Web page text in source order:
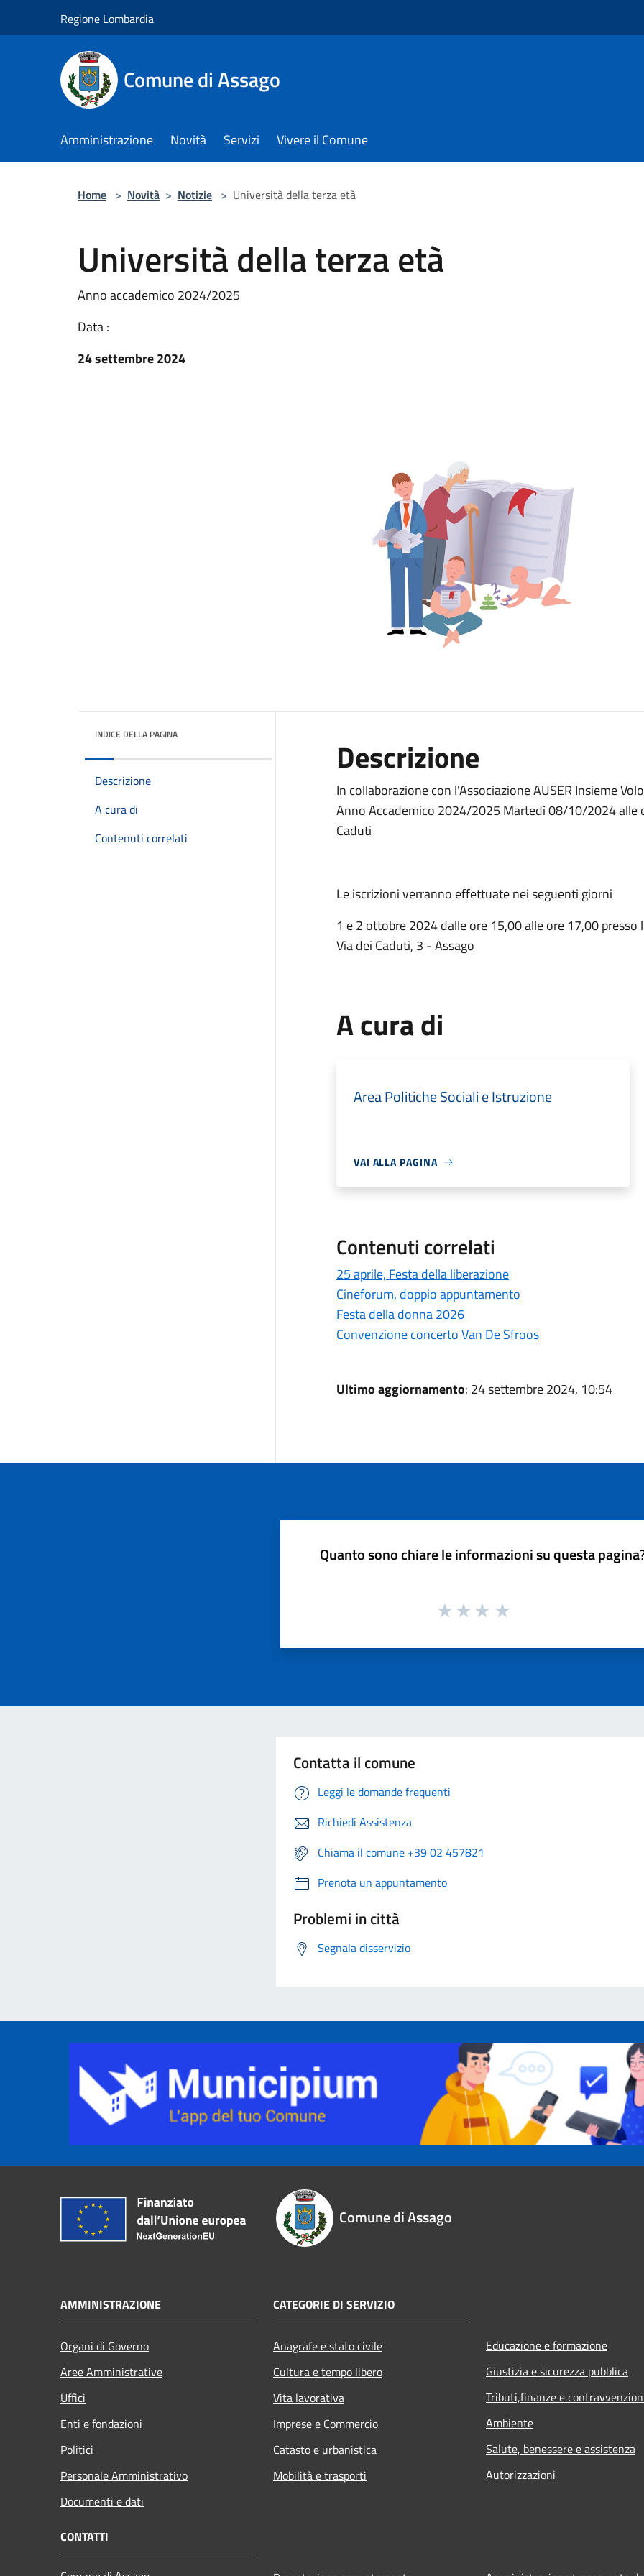
Regione Lombardia
Comune di Assago
Amministrazione Novità Servizi Vivere il Comune
Home > Novità > Notizie > Università della terza età
Università della terza età
Anno accademico 2024/2025
Data :
24 settembre 2024
INDICE DELLA PAGINA
Descrizione
A cura di
Contenuti correlati
Descrizione
In collaborazione con l'Associazione AUSER Insieme
Anno Accademico 2024/2025 Martedì 08/10/2024 alle
Caduti
Le iscrizioni verranno effettuate nei seguenti giorni
1 e 2 ottobre 2024 dalle ore 15,00 alle ore 17,00 presso
Via dei Caduti, 3 - Assago
A cura di
Area Politiche Sociali e Istruzione
VAI ALLA PAGINA
Contenuti correlati
25 aprile, Festa della liberazione
Cineforum, doppio appuntamento
Festa della donna 2026
Convenzione concerto Van De Sfroos
Ultimo aggiornamento: 24 settembre 2024, 10:54
Quanto sono chiare le informazioni su questa
Contatta il comune
Leggi le domande frequenti
Richiedi Assistenza
Chiama il comune +39 02 457821
Prenota un appuntamento
Problemi in città
Segnala disservizio
Comune di Assago
AMMINISTRAZIONE
Organi di Governo
Aree Amministrative
Uffici
Enti e fondazioni
Politici
Personale Amministrativo
Documenti e dati
CATEGORIE DI SERVIZIO
Anagrafe e stato civile
Cultura e tempo libero
Vita lavorativa
Imprese e Commercio
Catasto e urbanistica
Mobilità e trasporti
Educazione e formazione
Giustizia e sicurezza pubblica
Tributi,finanze e
Ambiente
Salute, benessere e assistenza
Autorizzazioni
CONTATTI